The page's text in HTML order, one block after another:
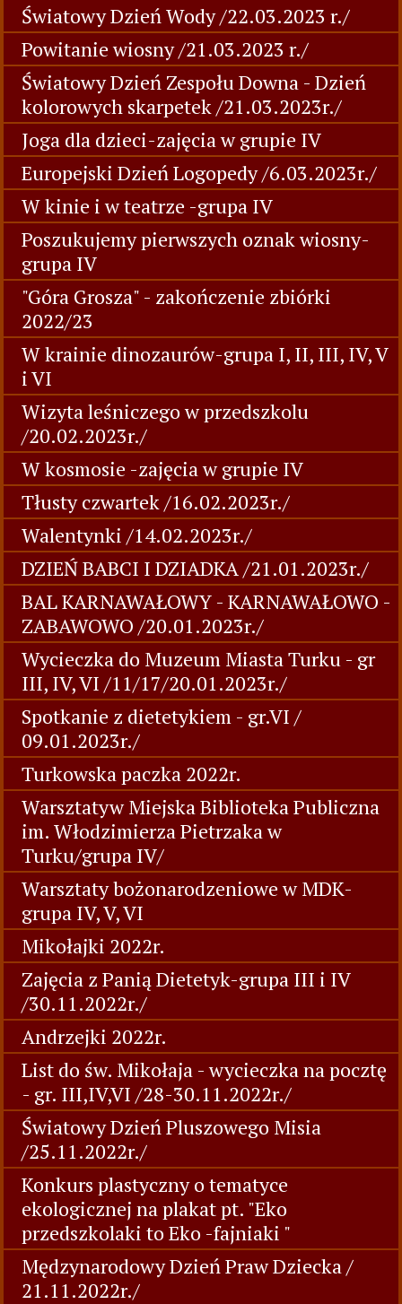
Światowy Dzień Wody /22.03.2023 r./
Powitanie wiosny /21.03.2023 r./
Światowy Dzień Zespołu Downa - Dzień
kolorowych skarpetek /21.03.2023r./
Joga dla dzieci-zajęcia w grupie IV
Europejski Dzień Logopedy /6.03.2023r./
W kinie i w teatrze -grupa IV
Poszukujemy pierwszych oznak wiosny-
grupa IV
"Góra Grosza" - zakończenie zbiórki
2022/23
W krainie dinozaurów-grupa I, II, III, IV, V
i VI
Wizyta leśniczego w przedszkolu
/20.02.2023r./
W kosmosie -zajęcia w grupie IV
Tłusty czwartek /16.02.2023r./
Walentynki /14.02.2023r./
DZIEŃ BABCI I DZIADKA /21.01.2023r./
BAL KARNAWAŁOWY - KARNAWAŁOWO -
ZABAWOWO /20.01.2023r./
Wycieczka do Muzeum Miasta Turku - gr
III, IV, VI /11/17/20.01.2023r./
Spotkanie z dietetykiem - gr.VI /
09.01.2023r./
Turkowska paczka 2022r.
Warsztatyw Miejska Biblioteka Publiczna
im. Włodzimierza Pietrzaka w
Turku/grupa IV/
Warsztaty bożonarodzeniowe w MDK-
grupa IV, V, VI
Mikołajki 2022r.
Zajęcia z Panią Dietetyk-grupa III i IV
/30.11.2022r./
Andrzejki 2022r.
List do św. Mikołaja - wycieczka na pocztę
- gr. III,IV,VI /28-30.11.2022r./
Światowy Dzień Pluszowego Misia
/25.11.2022r./
Konkurs plastyczny o tematyce
ekologicznej na plakat pt. "Eko
przedszkolaki to Eko -fajniaki "
Mędzynarodowy Dzień Praw Dziecka /
21.11.2022r./